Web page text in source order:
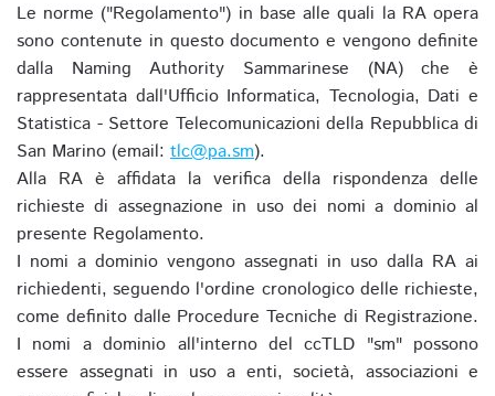
Le norme ("Regolamento") in base alle quali la RA opera
sono contenute in questo documento e vengono definite
dalla Naming Authority Sammarinese (NA) che è
rappresentata dall'Ufficio Informatica, Tecnologia, Dati e
Statistica - Settore Telecomunicazioni della Repubblica di
San Marino (email: tlc@pa.sm).
Alla RA è affidata la verifica della rispondenza delle
richieste di assegnazione in uso dei nomi a dominio al
presente Regolamento.
I nomi a dominio vengono assegnati in uso dalla RA ai
richiedenti, seguendo l'ordine cronologico delle richieste,
come definito dalle Procedure Tecniche di Registrazione.
I nomi a dominio all'interno del ccTLD "sm" possono
essere assegnati in uso a enti, società, associazioni e